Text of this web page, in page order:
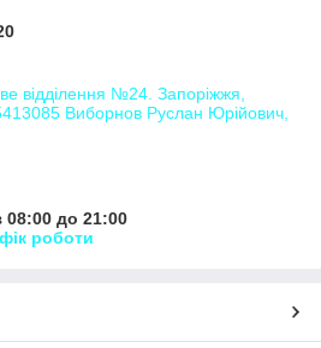
Камбурліївка
Куцеволівка
Лозуватка
Мар'ївка
Млинок
Павловолуйськ
відділення №24. Запоріжжя,
Виборнов Руслан Юрійович,
08:00 до 21:00
роботи